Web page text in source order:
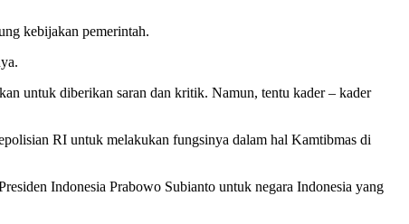
kebijakan pemerintah.
untuk diberikan saran dan kritik. Namun, tentu kader – kader
RI untuk melakukan fungsinya dalam hal Kamtibmas di
Indonesia Prabowo Subianto untuk negara Indonesia yang